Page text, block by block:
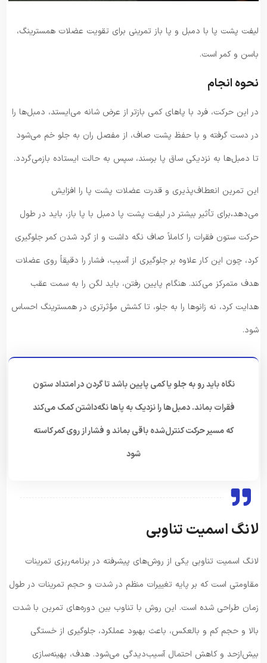
لیفت پشت پا با دمبل و پا باز تمرینی برای تقویت عضلات همسترینگ،
باسن و کمر است.
نحوه انجام
در این حرکت، فرد با پاهای کمی بازتر از عرض شانه می‌ایستد، دمبل‌ها را
در دست گرفته و با حفظ پشت صاف، از مفصل ران به جلو خم می‌شود
تا دمبل‌ها به نزدیکی ساق پا برسند، سپس به حالت ایستاده بازمی‌گردد.
این تمرین انعطاف‌پذیری و قدرت عضلات پشت پا را افزایش
می‌دهد.برای تأثیر بیشتر در لیفت پشت پا دمبل با پا باز، باید در طول
حرکت ستون فقرات را کاملاً صاف نگه داشت و از گرد شدن کمر جلوگیری
کرد، چون این کار علاوه بر جلوگیری از آسیب، فشار را دقیقاً روی عضلات
هدف متمرکز می‌کند. هنگام پایین رفتن، باید لگن را به سمت عقب
هدایت کرد، نه زانوها را به جلو، تا کشش مؤثرتری در همسترینگ احساس
شود.
نگاه باید رو به جلو یا کمی پایین باشد تا گردن در امتداد ستون
فقرات بماند. دمبل‌ها را نزدیک به پاها نگه‌داشتن کمک می‌کند
که مسیر حرکت کنترل‌شده باقی بماند و فشار از روی کمر کاسته
شود
لانگ اسمیت تناوبی
لانگ اسمیت تناوبی یکی از روش‌های پیشرفته در برنامه‌ریزی تمرینات
مقاومتی است که بر پایه تغییرات منظم در شدت و حجم تمرینات در طول
زمان طراحی شده است. این روش با تناوب بین دوره‌های تمرین با شدت
بالا و حجم کم و بالعکس، باعث بهبود عملکرد، جلوگیری از خستگی
بیش‌ازحد و کاهش احتمال آسیب‌دیدگی می‌شود. هدف، بهینه‌سازی